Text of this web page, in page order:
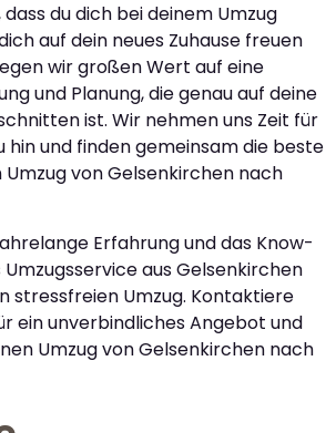
dass du dich bei deinem Umzug
auf dein neues Zuhause freuen
wir großen Wert auf eine
und Planung, die genau auf deine
ist. Wir nehmen uns Zeit für
hin und finden gemeinsam die beste
Umzug von Gelsenkirchen nach
Erfahrung und das Know-
aus Gelsenkirchen
stressfreien Umzug. Kontaktiere
ein unverbindliches Angebot und
Umzug von Gelsenkirchen nach